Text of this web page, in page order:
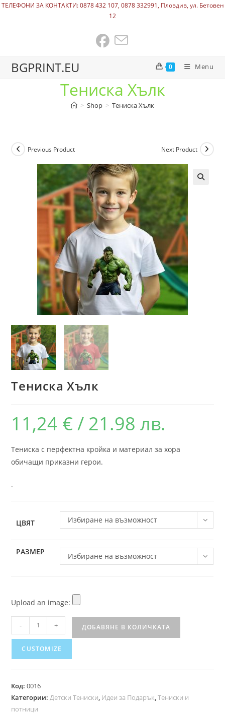
ТЕЛЕФОНИ ЗА КОНТАКТИ: 0878 432 107, 0878 332991, Пловдив, ул. Бетовен
12
BGPRINT.EU 0 Menu
Тениска Хълк
> Shop > Тениска Хълк
Previous Product Next Product
Тениска Хълк
11,24 € / 21.98 лв.
Тениска с перфектна кройка и материал за хора
обичащи приказни герои.
.
ЦВЯТ Избиране на възможност
РАЗМЕР Избиране на възможност
Upload an image:
- + ДОБАВЯНЕ В КОЛИЧКАТА
CUSTOMIZE
Код:0016
Категории:Детски Тениски, Идеи за Подарък,Тениски и
потници